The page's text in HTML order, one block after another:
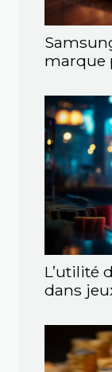
marque
L’utilité
dans